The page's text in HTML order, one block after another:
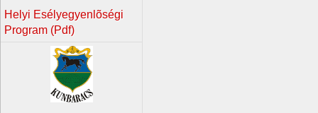
Helyi Esélyegyenlõségi
Program (Pdf)